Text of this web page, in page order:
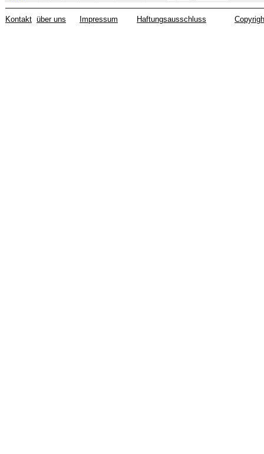
Kontakt über uns Impressum Haftungsausschluss